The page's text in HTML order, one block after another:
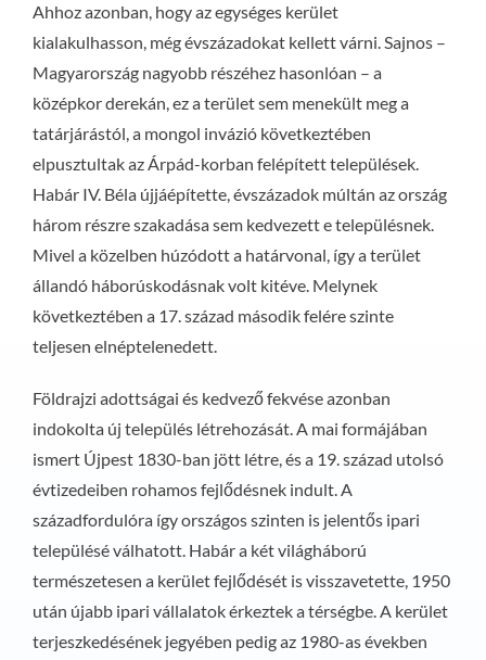
Ahhoz azonban, hogy az egységes kerület
kialakulhasson, még évszázadokat kellett várni. Sajnos –
Magyarország nagyobb részéhez hasonlóan – a
középkor derekán, ez a terület sem menekült meg a
tatárjárástól, a mongol invázió következtében
elpusztultak az Árpád-korban felépített települések.
Habár IV. Béla újjáépítette, évszázadok múltán az ország
három részre szakadása sem kedvezett e településnek.
Mivel a közelben húzódott a határvonal, így a terület
állandó háborúskodásnak volt kitéve. Melynek
következtében a 17. század második felére szinte
teljesen elnéptelenedett.
Földrajzi adottságai és kedvező fekvése azonban
indokolta új település létrehozását. A mai formájában
ismert Újpest 1830-ban jött létre, és a 19. század utolsó
évtizedeiben rohamos fejlődésnek indult. A
századfordulóra így országos szinten is jelentős ipari
településé válhatott. Habár a két világháború
természetesen a kerület fejlődését is visszavetette, 1950
után újabb ipari vállalatok érkeztek a térségbe. A kerület
terjeszkedésének jegyében pedig az 1980-as években